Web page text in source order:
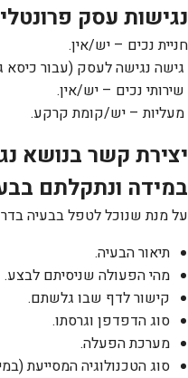
נגישות עסק פרונטלי
חניית נכים – יש/אין.
גישה נגישה לעסק (עבור כיסא
שירותי נכים – יש/אין.
מעליות – יש/קומת קרקע.
יצירת קשר בנושא
במידה ונתקלתם
על מנת שנוכל לטפל בבעיה
תיאור הבעיה.
מהי הפעולה שניסיתם לבצע.
קישור לדף שבו גלשתם.
סוג הדפדפן וגרסתו.
מערכת הפעלה.
סוג הטכנולוגיה המסייעת